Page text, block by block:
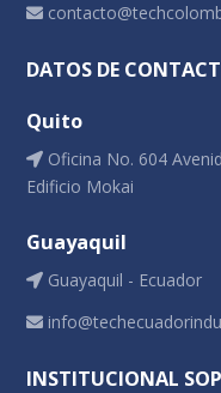
DATOS DE
Quito
Oficina No. 604
Edificio Mokai
Guayaquil
Guayaquil - Ecuador
INSTITUCIONAL